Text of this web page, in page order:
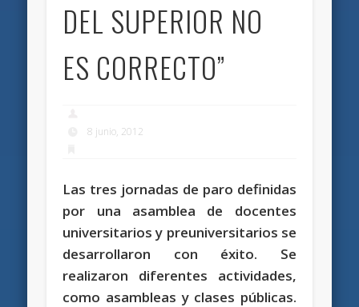
DEL SUPERIOR NO
ES CORRECTO”
8 junio, 2012
Las tres jornadas de paro definidas
por una asamblea de docentes
universitarios y preuniversitarios se
desarrollaron con éxito. Se
realizaron diferentes actividades,
como asambleas y clases públicas.